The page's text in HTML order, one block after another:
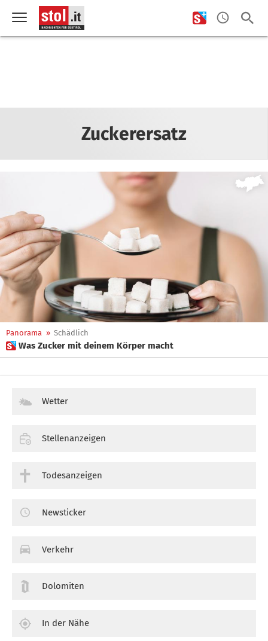
Zuckerersatz
Panorama » Schädlich
 Was Zucker mit deinem Körper macht
Wetter
Stellenanzeigen
Todesanzeigen
Newsticker
Verkehr
Dolomiten
In der Nähe